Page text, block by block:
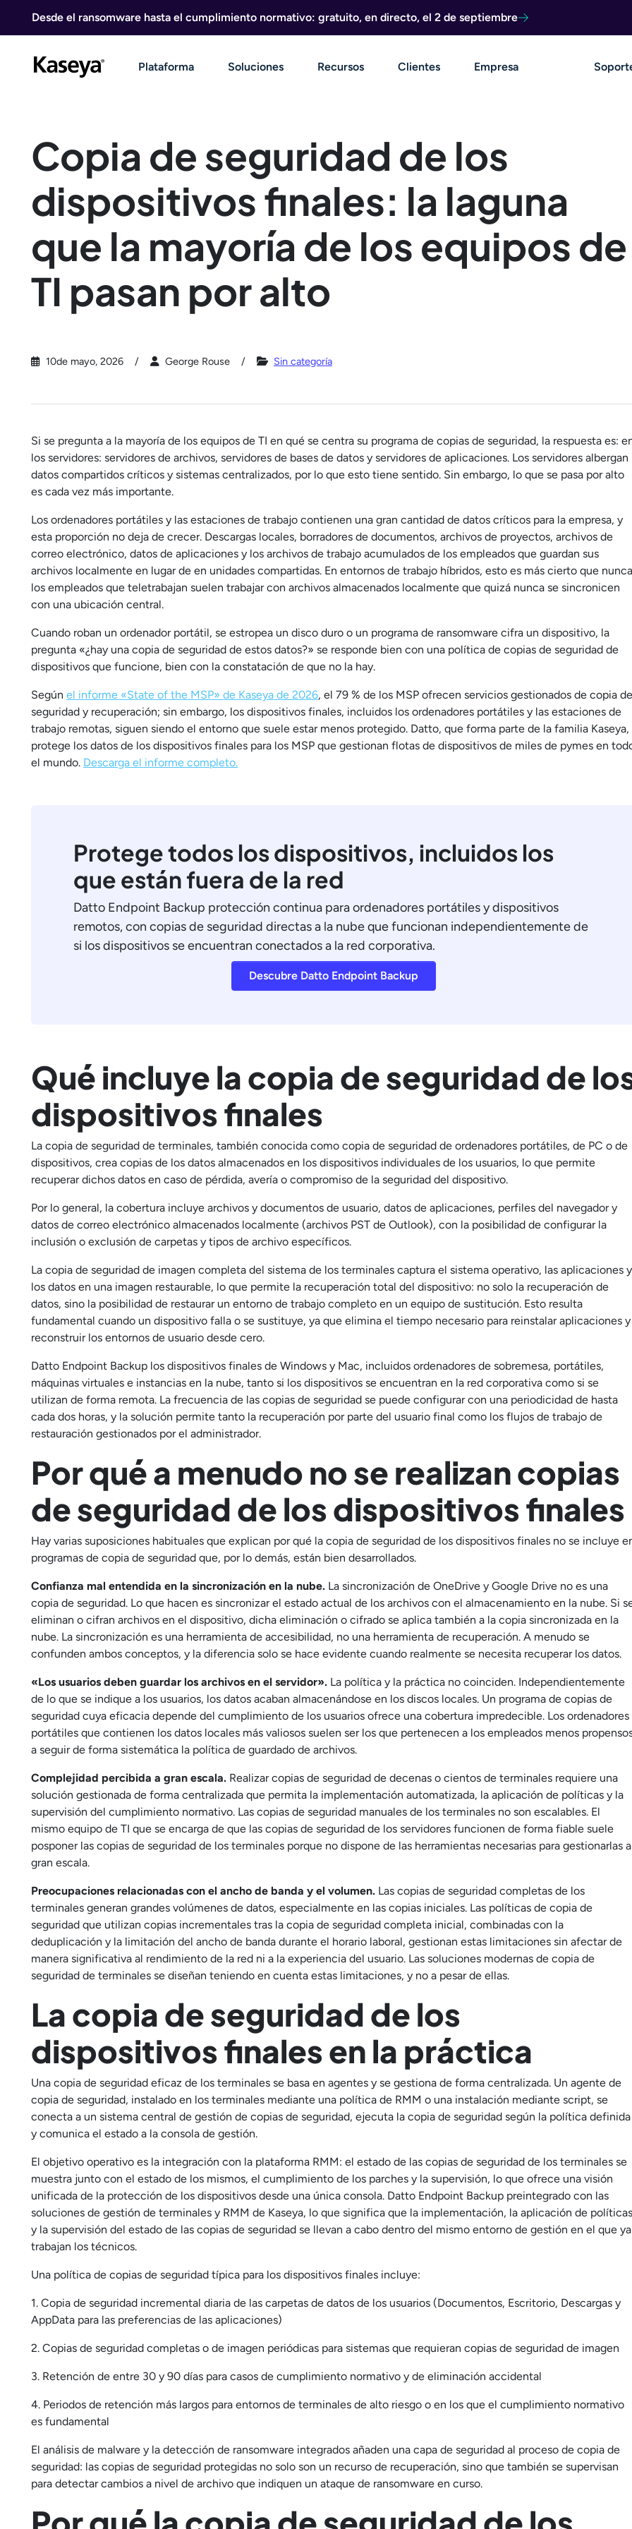
Desde el ransomware hasta el cumplimiento normativo: gratuito, en directo, el 2 de septiembre
Plataforma Soluciones Recursos Clientes Empresa
Copia de seguridad de los
dispositivos finales: la laguna
que la mayoría de los equipos de
TI pasan por alto
10de mayo, 2026 George Rouse Sin categoría
Si se pregunta a la mayoría de los equipos de TI en qué se centra su programa de copias de seguridad, la respuesta es:
los servidores: servidores de archivos, servidores de bases de datos y servidores de aplicaciones. Los servidores albergan
datos compartidos críticos y sistemas centralizados, por lo que esto tiene sentido. Sin embargo, lo que se pasa por alto
es cada vez más importante.
Los ordenadores portátiles y las estaciones de trabajo contienen una gran cantidad de datos críticos para la empresa, y
esta proporción no deja de crecer. Descargas locales, borradores de documentos, archivos de proyectos, archivos de
correo electrónico, datos de aplicaciones y los archivos de trabajo acumulados de los empleados que guardan sus
archivos localmente en lugar de en unidades compartidas. En entornos de trabajo híbridos, esto es más cierto que
los empleados que teletrabajan suelen trabajar con archivos almacenados localmente que quizá nunca se sincronicen
con una ubicación central.
Cuando roban un ordenador portátil, se estropea un disco duro o un programa de ransomware cifra un dispositivo, la
pregunta «¿hay una copia de seguridad de estos datos?» se responde bien con una política de copias de seguridad de
dispositivos que funcione, bien con la constatación de que no la hay.
Según el informe «State of the MSP» de Kaseya de 2026, el 79 % de los MSP ofrecen servicios gestionados de copia de
seguridad y recuperación; sin embargo, los dispositivos finales, incluidos los ordenadores portátiles y las estaciones de
trabajo remotas, siguen siendo el entorno que suele estar menos protegido. Datto, que forma parte de la familia Kaseya,
protege los datos de los dispositivos finales para los MSP que gestionan flotas de dispositivos de miles de pymes en
el mundo. Descarga el informe completo.
Protege todos los dispositivos, incluidos los
que están fuera de la red
Datto Endpoint Backup protección continua para ordenadores portátiles y dispositivos
remotos, con copias de seguridad directas a la nube que funcionan independientemente de
si los dispositivos se encuentran conectados a la red corporativa.
Descubre Datto Endpoint Backup
Qué incluye la copia de seguridad de
dispositivos finales
La copia de seguridad de terminales, también conocida como copia de seguridad de ordenadores portátiles, de PC o de
dispositivos, crea copias de los datos almacenados en los dispositivos individuales de los usuarios, lo que permite
recuperar dichos datos en caso de pérdida, avería o compromiso de la seguridad del dispositivo.
Por lo general, la cobertura incluye archivos y documentos de usuario, datos de aplicaciones, perfiles del navegador y
datos de correo electrónico almacenados localmente (archivos PST de Outlook), con la posibilidad de configurar la
inclusión o exclusión de carpetas y tipos de archivo específicos.
La copia de seguridad de imagen completa del sistema de los terminales captura el sistema operativo, las aplicaciones y
los datos en una imagen restaurable, lo que permite la recuperación total del dispositivo: no solo la recuperación de
datos, sino la posibilidad de restaurar un entorno de trabajo completo en un equipo de sustitución. Esto resulta
fundamental cuando un dispositivo falla o se sustituye, ya que elimina el tiempo necesario para reinstalar aplicaciones y
reconstruir los entornos de usuario desde cero.
Datto Endpoint Backup los dispositivos finales de Windows y Mac, incluidos ordenadores de sobremesa, portátiles,
máquinas virtuales e instancias en la nube, tanto si los dispositivos se encuentran en la red corporativa como si se
utilizan de forma remota. La frecuencia de las copias de seguridad se puede configurar con una periodicidad de hasta
cada dos horas, y la solución permite tanto la recuperación por parte del usuario final como los flujos de trabajo de
restauración gestionados por el administrador.
Por qué a menudo no se realizan copias
de seguridad de los dispositivos finales
Hay varias suposiciones habituales que explican por qué la copia de seguridad de los dispositivos finales no se incluye
programas de copia de seguridad que, por lo demás, están bien desarrollados.
Confianza mal entendida en la sincronización en la nube. La sincronización de OneDrive y Google Drive no es una
copia de seguridad. Lo que hacen es sincronizar el estado actual de los archivos con el almacenamiento en la nube. Si
eliminan o cifran archivos en el dispositivo, dicha eliminación o cifrado se aplica también a la copia sincronizada en la
nube. La sincronización es una herramienta de accesibilidad, no una herramienta de recuperación. A menudo se
confunden ambos conceptos, y la diferencia solo se hace evidente cuando realmente se necesita recuperar los datos.
«Los usuarios deben guardar los archivos en el servidor». La política y la práctica no coinciden. Independientemente
de lo que se indique a los usuarios, los datos acaban almacenándose en los discos locales. Un programa de copias de
seguridad cuya eficacia depende del cumplimiento de los usuarios ofrece una cobertura impredecible. Los ordenadores
portátiles que contienen los datos locales más valiosos suelen ser los que pertenecen a los empleados menos
a seguir de forma sistemática la política de guardado de archivos.
Complejidad percibida a gran escala. Realizar copias de seguridad de decenas o cientos de terminales requiere una
solución gestionada de forma centralizada que permita la implementación automatizada, la aplicación de políticas y la
supervisión del cumplimiento normativo. Las copias de seguridad manuales de los terminales no son escalables. El
mismo equipo de TI que se encarga de que las copias de seguridad de los servidores funcionen de forma fiable suele
posponer las copias de seguridad de los terminales porque no dispone de las herramientas necesarias para gestionarlas a
gran escala.
Preocupaciones relacionadas con el ancho de banda y el volumen. Las copias de seguridad completas de los
terminales generan grandes volúmenes de datos, especialmente en las copias iniciales. Las políticas de copia de
seguridad que utilizan copias incrementales tras la copia de seguridad completa inicial, combinadas con la
deduplicación y la limitación del ancho de banda durante el horario laboral, gestionan estas limitaciones sin afectar de
manera significativa al rendimiento de la red ni a la experiencia del usuario. Las soluciones modernas de copia de
seguridad de terminales se diseñan teniendo en cuenta estas limitaciones, y no a pesar de ellas.
La copia de seguridad de los
dispositivos finales en la práctica
Una copia de seguridad eficaz de los terminales se basa en agentes y se gestiona de forma centralizada. Un agente de
copia de seguridad, instalado en los terminales mediante una política de RMM o una instalación mediante script, se
conecta a un sistema central de gestión de copias de seguridad, ejecuta la copia de seguridad según la política definida
y comunica el estado a la consola de gestión.
El objetivo operativo es la integración con la plataforma RMM: el estado de las copias de seguridad de los terminales se
muestra junto con el estado de los mismos, el cumplimiento de los parches y la supervisión, lo que ofrece una visión
unificada de la protección de los dispositivos desde una única consola. Datto Endpoint Backup preintegrado con las
soluciones de gestión de terminales y RMM de Kaseya, lo que significa que la implementación, la aplicación de políticas
y la supervisión del estado de las copias de seguridad se llevan a cabo dentro del mismo entorno de gestión en el que ya
trabajan los técnicos.
Una política de copias de seguridad típica para los dispositivos finales incluye:
1. Copia de seguridad incremental diaria de las carpetas de datos de los usuarios (Documentos, Escritorio, Descargas y
AppData para las preferencias de las aplicaciones)
2. Copias de seguridad completas o de imagen periódicas para sistemas que requieran copias de seguridad de imagen
3. Retención de entre 30 y 90 días para casos de cumplimiento normativo y de eliminación accidental
4. Periodos de retención más largos para entornos de terminales de alto riesgo o en los que el cumplimiento normativo
es fundamental
El análisis de malware y la detección de ransomware integrados añaden una capa de seguridad al proceso de copia de
seguridad: las copias de seguridad protegidas no solo son un recurso de recuperación, sino que también se supervisan
para detectar cambios a nivel de archivo que indiquen un ataque de ransomware en curso.